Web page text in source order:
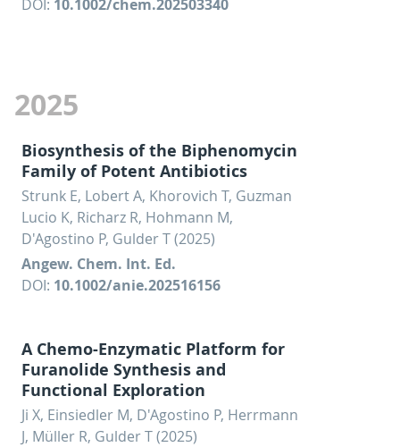
DOI: 10.1002/chem.202503340
2025
Biosynthesis of the Biphenomycin
Family of Potent Antibiotics
Strunk E, Lobert A, Khorovich T, Guzman
Lucio K, Richarz R, Hohmann M,
D'Agostino P, Gulder T (2025)
Angew. Chem. Int. Ed.
DOI: 10.1002/anie.202516156
A Chemo-Enzymatic Platform for
Furanolide Synthesis and
Functional Exploration
Ji X, Einsiedler M, D'Agostino P, Herrmann
J, Müller R, Gulder T (2025)